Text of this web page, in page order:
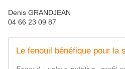
Denis GRANDJEAN
04 66 23 09 87